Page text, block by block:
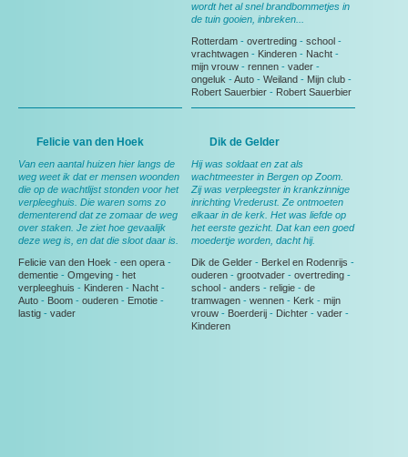
wordt het al snel brandbommetjes in
de tuin gooien, inbreken...
Rotterdam - overtreding - school -
vrachtwagen - Kinderen - Nacht -
mijn vrouw - rennen - vader -
ongeluk -Auto - Weiland - Mijn club -
Robert Sauerbier - Robert Sauerbier
Felicie van den Hoek
Van een aantal huizen hier langs de
weg weet ik dat er mensen woonden
die op de wachtlijst stonden voor het
verpleeghuis. Die waren soms zo
dementerend dat ze zomaar de weg
over staken. Je ziet hoe gevaalijk
deze weg is, en dat die sloot daar is.
Felicie van den Hoek - een opera -
dementie - Omgeving - het
verpleeghuis - Kinderen - Nacht -
Auto - Boom - ouderen - Emotie -
lastig - vader
Dik de Gelder
Hij was soldaat en zat als
wachtmeester in Bergen op Zoom.
Zij was verpleegster in krankzinnige
inrichting Vrederust. Ze ontmoeten
elkaar in de kerk. Het was liefde op
het eerste gezicht. Dat kan een goed
moedertje worden, dacht hij.
Dik de Gelder - Berkel en Rodenrijs -
ouderen - grootvader - overtreding -
school - anders - religie - de
tramwagen - wennen - Kerk - mijn
vrouw - Boerderij - Dichter - vader -
Kinderen